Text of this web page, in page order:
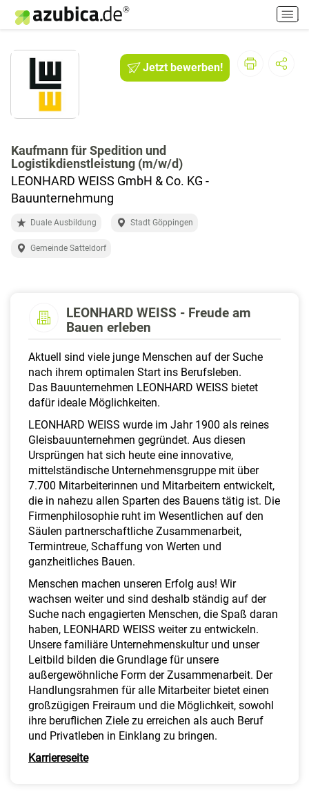
H
a
p
Jetzt bewerben!
Kaufmann für Spedition und
Logistikdienstleistung (m/w/d)
LEONHARD WEISS GmbH & Co. KG -
Bauunternehmung
Duale Ausbildung Stadt Göppingen
Gemeinde Satteldorf
LEONHARD WEISS - Freude am
Bauen erleben
Aktuell sind viele junge Menschen auf der Suche
nach ihrem optimalen Start ins Berufsleben.
Das Bauunternehmen LEONHARD WEISS bietet
dafür ideale Möglichkeiten.
LEONHARD WEISS wurde im Jahr 1900 als reines
Gleisbauunternehmen gegründet. Aus diesen
Ursprüngen hat sich heute eine innovative,
mittelständische Unternehmensgruppe mit über
7.700 Mitarbeiterinnen und Mitarbeitern entwickelt,
die in nahezu allen Sparten des Bauens tätig ist. Die
Firmenphilosophie ruht im Wesentlichen auf den
Säulen partnerschaftliche Zusammenarbeit,
Termintreue, Schaffung von Werten und
ganzheitliches Bauen.
Menschen machen unseren Erfolg aus! Wir
wachsen weiter und sind deshalb ständig auf der
Suche nach engagierten Menschen, die Spaß daran
haben, LEONHARD WEISS weiter zu entwickeln.
Unsere familiäre Unternehmenskultur und unser
Leitbild bilden die Grundlage für unsere
außergewöhnliche Form der Zusammenarbeit. Der
Handlungsrahmen für alle Mitarbeiter bietet einen
großzügigen Freiraum und die Möglichkeit, sowohl
ihre beruflichen Ziele zu erreichen als auch Beruf
und Privatleben in Einklang zu bringen.
Karriereseite